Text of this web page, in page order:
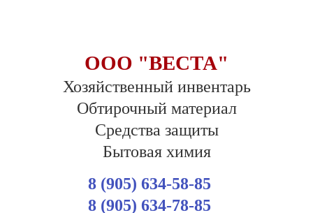
ООО "ВЕСТА"
Хозяйственный инвентарь
Обтирочный материал
Средства защиты
Бытовая химия
8 (905) 634-58-85
8 (905) 634-78-85